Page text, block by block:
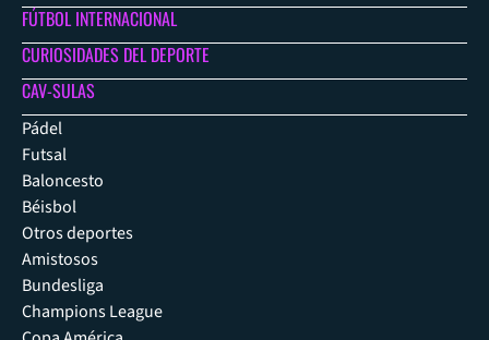
FÚTBOL INTERNACIONAL
CURIOSIDADES DEL DEPORTE
CAV-SULAS
Pádel
Futsal
Baloncesto
Béisbol
Otros deportes
Amistosos
Bundesliga
Champions League